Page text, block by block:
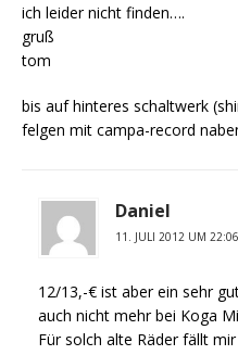
ich leider nicht finden….
gruß
tom
bis auf hinteres schaltwerk
felgen mit campa-record
Daniel
11. JULI 2012 UM
12/13,-€ ist aber ein sehr
auch nicht mehr bei Koga
Für solch alte Räder fällt